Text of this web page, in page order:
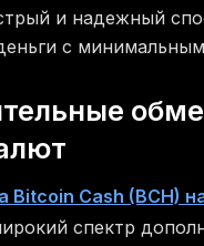
и надежный
с
Bitcoin Cash (BCH)
спектр